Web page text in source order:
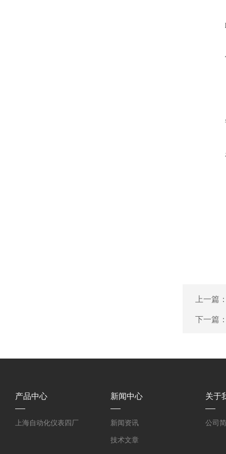
上一篇
下一篇
产品中心
上海自动化仪表四厂
新闻中心
新闻资讯
技术文章
关于
公司